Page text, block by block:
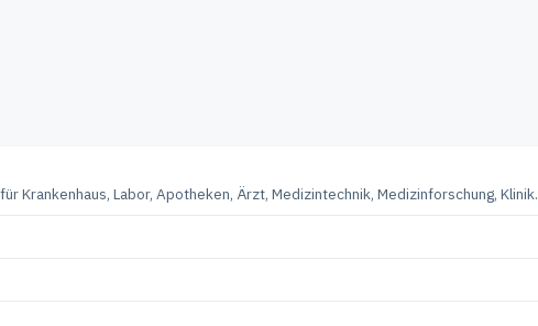
Labor, Apotheken, Ärzt, Medizintechnik, Medizinforschung, Klinik.